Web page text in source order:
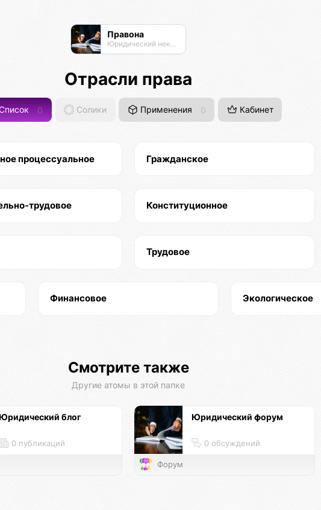
Правона
Юридический нексус
Отрасли права
0 Солики Применения 0 Кабинет
процессуальное Гражданское
трудовое Конституционное
Трудовое
Финансовое Экологическое
Смотрите также
Другие атомы в этой папке
блог
0 публикаций
Юридический форум
0 обсуждений
Форум